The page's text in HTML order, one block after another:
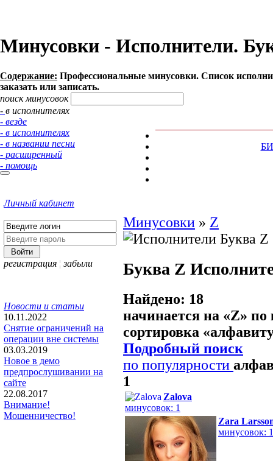
Минусовки - Исполнители.
Содержание: Профессиональные минусовки. Список
заказать или записать.
поиск минусовок
- в исполнителях
- везде
- в исполнителях
- в названии песни
- расширенный
- помощь
Личный кабинет
регистрация ¦ забыли
Новости и статьи
10.11.2022
Снятие ограничений на
операции вне системы
03.03.2019
Новое в демо
предпрослушивании на
сайте
22.08.2017
Внимание!
Мошенничество!
Минусовки » Z
Буква Z
Найдено: 18
начинается на «Z» по
сортировка «
Подробный поиск
по популярности
1
Zalova
минусовок: 1
Zara
минусовок: 1